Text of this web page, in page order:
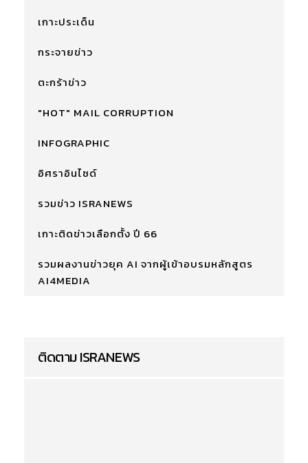
เกาะประเด็น
กระจายข่าว
ตะกร้าข่าว
"HOT" MAIL CORRUPTION
INFOGRAPHIC
อิศราอินไซด์
รวมข่าว ISRANEWS
เกาะติดข่าวเลือกตั้ง ปี 66
รวมผลงานข่าวยุค AI จากผู้เข้าอบรมหลักสูตร
AI4MEDIA
ติดตาม ISRANEWS